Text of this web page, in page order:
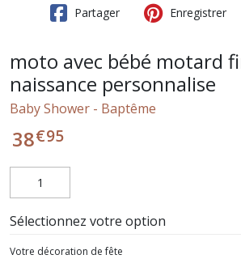
Partager Enregistrer
moto avec bébé motard
naissance personnalise
Baby Shower - Baptême
38€95
Sélectionnez votre option
Votre décoration de fête